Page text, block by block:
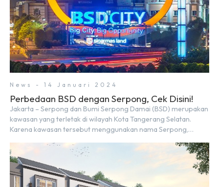
News - 14 Januari 2024
Perbedaan BSD dengan Serpong, Cek Disini!
Jakarta – Serpong dan Bumi Serpong Damai (BSD) merupakan
kawasan yang terletak di wilayah Kota Tangerang Selatan.
Karena kawasan tersebut menggunakan nama Serpong,
merupakan tempat yang sama. Padahal anggapan tersebut
kurang tepat. Sebab Serpong dan BSD merupakan dua
kawasan yang berbeda. Berikut penjelasannya. Baca Juga: […]